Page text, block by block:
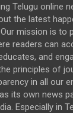
Telugu online
the latest
mission is to
readers can
and
principles of
in all our
its own news
Especially in